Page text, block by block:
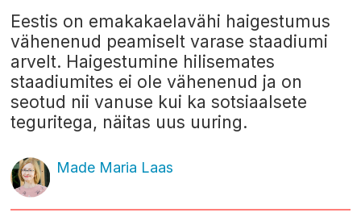
Eestis on emakakaelavähi haigestumus
vähenenud peamiselt varase staadiumi
arvelt. Haigestumine hilisemates
staadiumites ei ole vähenenud ja on
seotud nii vanuse kui ka sotsiaalsete
teguritega, näitas uus uuring.
Made Maria Laas